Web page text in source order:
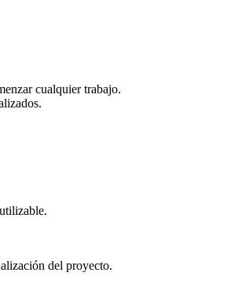
cualquier trabajo.
del proyecto.